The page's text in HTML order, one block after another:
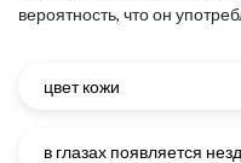
вероятность, что он
цвет кожи
в глазах появляется